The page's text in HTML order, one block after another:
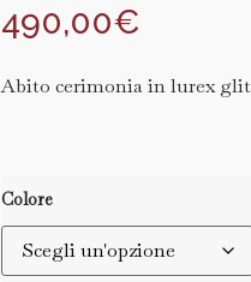
490,00€
Abito cerimonia in lurex
Colore